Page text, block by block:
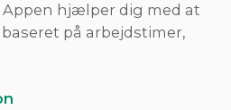
Appen hjælper dig med at
på arbejdstimer,